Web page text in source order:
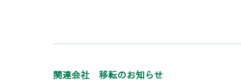
関連会社 移転のお知らせ